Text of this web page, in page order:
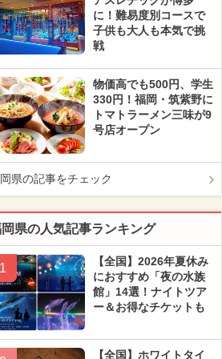
に！難易度別コースで
子供も大人も本気で挑
戦
物価高でも500円、学生
330円！福岡・筑紫野に
トマトラーメン三味が9
号店オープン
県の記事をチェック
県の人気記事ランキング
1
【全国】2026年夏休み
におすすめ「夜の水族
館」14選！ナイトツア
ー＆お得なチケットも
【全国】ホワイトタイ